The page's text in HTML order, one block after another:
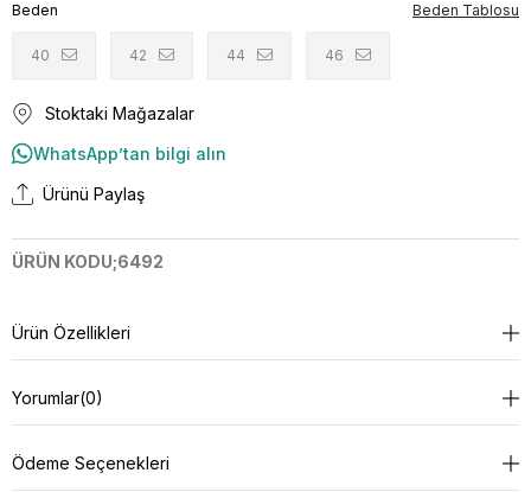
Beden
40 42 44 46
Beden Tablosu
Stoktaki Mağazalar
WhatsApp’tan bilgi alın
Ürünü Paylaş
ÜRÜN KODU;6492
Ürün Özellikleri
Yorumlar(0)
Ödeme Seçenekleri